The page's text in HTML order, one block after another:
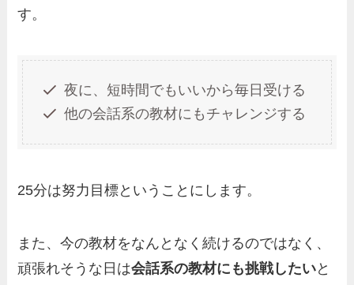
す。
夜に、短時間でもいいから毎日受ける
他の会話系の教材にもチャレンジする
25分は努力目標ということにします。
また、今の教材をなんとなく続けるのではなく、
頑張れそうな日は会話系の教材にも挑戦したいと